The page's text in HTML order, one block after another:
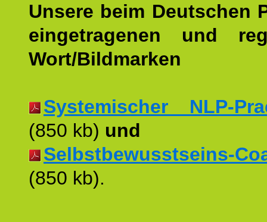
Unsere beim Deutschen
eingetragenen und
Wort/Bildmarken
Systemischer NLP-
(850 kb) und
Selbstbewusstseins-
(850 kb).